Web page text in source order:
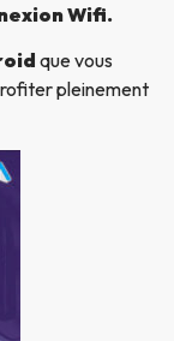
Wifi.
que vous
pleinement